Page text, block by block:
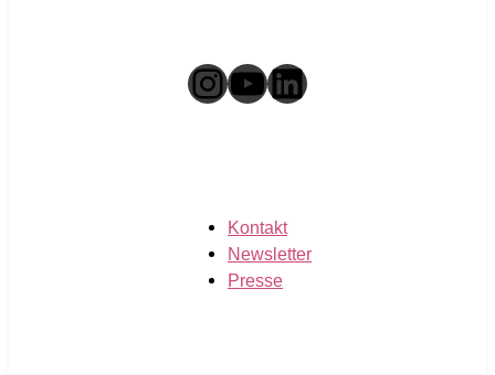
Instagram
YouTube
LinkedIn
Kontakt
Newsletter
Presse